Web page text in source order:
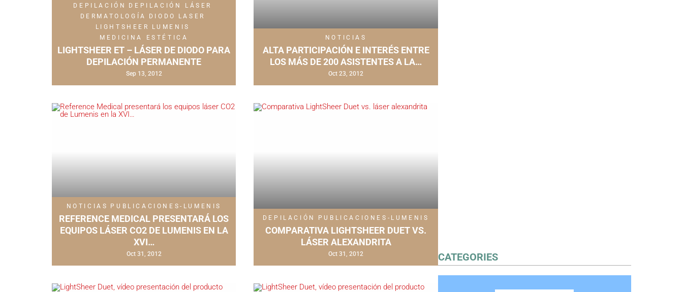
DEPILACIÓN
DEPILACIÓN LÁSER
DERMATOLOGÍA
DIODO
LASER
LIGHTSHEER
LUMENIS
MEDICINA ESTÉTICA
LIGHTSHEER ET – LÁSER DE DIODO PARA
DEPILACIÓN PERMANENTE
Sep 13, 2012
NOTICIAS
ALTA PARTICIPACIÓN E INTERÉS ENTRE
LOS MÁS DE 200 ASISTENTES A LA…
Oct 23, 2012
NOTICIAS PUBLICACIONES-LUMENIS
REFERENCE MEDICAL PRESENTARÁ LOS
EQUIPOS LÁSER CO2 DE LUMENIS EN LA
XVI…
Oct 31, 2012
DEPILACIÓN PUBLICACIONES-LUMENIS
COMPARATIVA LIGHTSHEER DUET VS.
LÁSER ALEXANDRITA
Oct 31, 2012 CATEGORIES